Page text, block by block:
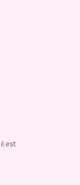
est